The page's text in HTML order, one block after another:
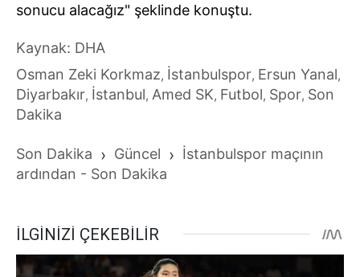
sonucu alacağız" şeklinde konuştu.
Kaynak: DHA
Osman Zeki Korkmaz, İstanbulspor, Ersun Yanal,
Diyarbakır, İstanbul, Amed SK, Futbol, Spor, Son
Dakika
Son Dakika › Güncel › İstanbulspor maçının
ardından - Son Dakika